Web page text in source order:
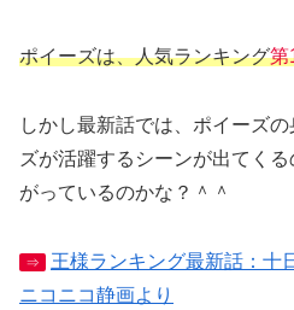
ポイーズは、人気ランキング第
しかし最新話では、ポイーズ
ズが活躍するシーンが出てく
がっているのかな？＾＾
⇒
王様ランキング最新話：十
ニコニコ静画より